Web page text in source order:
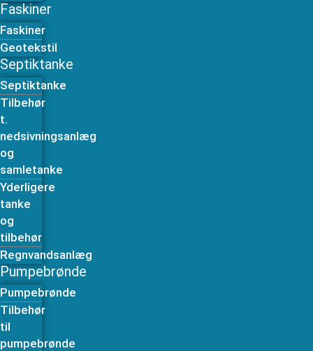
Faskiner
Faskiner
Geotekstil
Septiktanke
Septiktanke
Tilbehør
t.
nedsivningsanlæg
og
samletanke
Yderligere
tanke
og
tilbehør
Regnvandsanlæg
Pumpebrønde
Pumpebrønde
Tilbehør
til
pumpebrønde